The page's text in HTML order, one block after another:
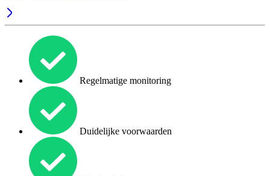
Regelmatige monitoring
Duidelijke voorwaarden